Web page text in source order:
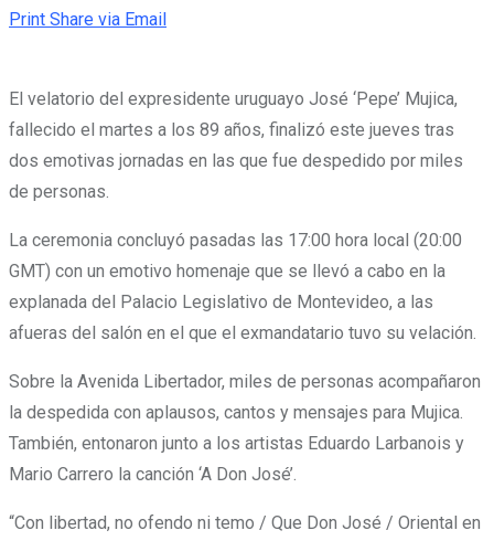
Print Share via Email
El velatorio del expresidente uruguayo José ‘Pepe’ Mujica,
fallecido el martes a los 89 años, finalizó este jueves tras
dos emotivas jornadas en las que fue despedido por miles
de personas.
La ceremonia concluyó pasadas las 17:00 hora local (20:00
GMT) con un emotivo homenaje que se llevó a cabo en la
explanada del Palacio Legislativo de Montevideo, a las
afueras del salón en el que el exmandatario tuvo su velación.
Sobre la Avenida Libertador, miles de personas acompañaron
la despedida con aplausos, cantos y mensajes para Mujica.
También, entonaron junto a los artistas Eduardo Larbanois y
Mario Carrero la canción ‘A Don José’.
“Con libertad, no ofendo ni temo / Que Don José / Oriental en